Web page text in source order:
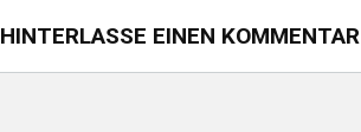
HINTERLASSE EINEN KOMMENTAR